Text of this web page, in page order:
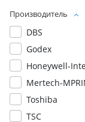
Производитель
DBS
Godex
Honeywell-
Mertech-
Toshiba
TSC